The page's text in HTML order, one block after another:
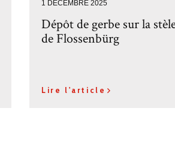
1 DÉCEMBRE 2025
Dépôt de gerbe sur la
de Flossenbürg
Lire l'article